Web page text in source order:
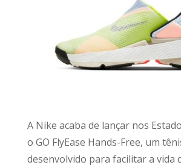
A Nike acaba de lançar nos
o GO FlyEase Hands-Free, um
desenvolvido para facilitar a vida